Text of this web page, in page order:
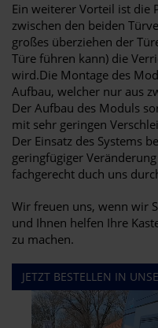
Ein weiterer Vorteil ist die
zwischen den beiden
großes überziehen der
Türe führen kann) die
wird.Die Montage des
Aufbau, welcher nur aus
Der Aufbau des Moduls
mit sehr geringen
Der Einsatz des Systems
geringfügiger
fachgerecht duch uns
Wir freuen uns, wenn wir
und Ihnen helfen Ihre
zu machen.
JETZT BESTELLEN IN